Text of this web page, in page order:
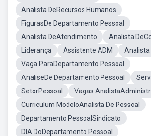
Analista DeRecursos Humanos
FigurasDe Departamento Pessoal
Analista DeAtendimento
Analista
Liderança
Assistente ADM
Analista
Vaga ParaDepartamento Pessoal
AnaliseDe Departamento Pessoal
SetorPessoal
Vagas
Curriculum ModeloAnalista De Pessoal
Departamento PessoalSindicato
DIA DoDepartamento Pessoal